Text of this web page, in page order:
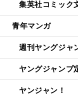
集英社コミック
青年マンガ
週刊ヤングジャ
ヤングジャンプ
ヤンジャン！